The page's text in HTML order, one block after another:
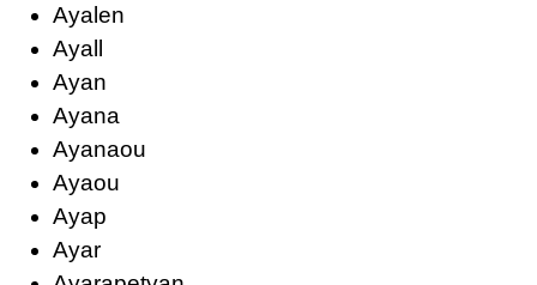
Ayalen
Ayall
Ayan
Ayana
Ayanaou
Ayaou
Ayap
Ayar